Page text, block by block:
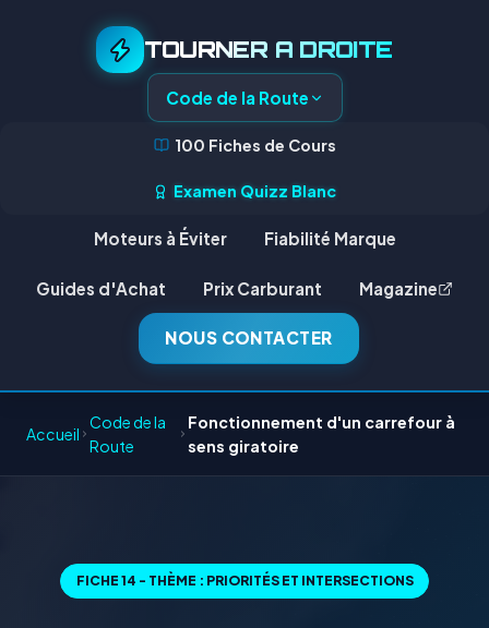
TOURNER A DROITE
Code de la Route
100 Fiches de Cours
Examen Quizz Blanc
Moteurs à Éviter Fiabilité Marque
Guides d'Achat Prix Carburant Magazine
NOUS CONTACTER
Accueil
Code de la
Route
Fonctionnement d'un carrefour à
sens giratoire
FICHE 14 - THÈME : PRIORITÉS ET INTERSECTIONS